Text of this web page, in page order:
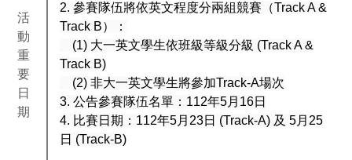
活
動
重
要
日
期
2. 參賽隊伍將依英文程度分兩組競賽（Track A &
Track B）：
(1) 大一英文學生依班級等級分級 (Track A &
Track B)
(2) 非大一英文學生將參加Track-A場次
3. 公告參賽隊伍名單：112年5月16日
4. 比賽日期：112年5月23日 (Track-A) 及 5月25
日 (Track-B)